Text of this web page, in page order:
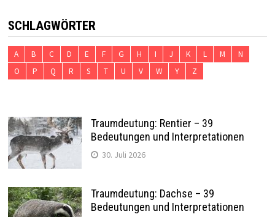
SCHLAGWÖRTER
A B C D E F G H I J K L M
N
O
P Q R S T U V W Y Z
Traumdeutung: Rentier – 39
Bedeutungen und Interpretationen
30. Juli 2026
Traumdeutung: Dachse – 39
Bedeutungen und Interpretationen